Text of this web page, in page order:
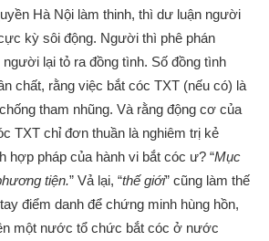
Hà Nội làm thinh, thì dư luận người
kỳ sôi động. Người thì phê phán
lại tỏ ra đồng tình. Số đồng tình
chất, rằng việc bắt cóc TXT (nếu có) là
tham nhũng. Và rằng động cơ của
TXT chỉ đơn thuần là nghiêm trị kẻ
hợp pháp của hành vi bắt cóc ư? “Mục
tiện.” Vả lại, “thế giới” cũng làm thế
điểm danh để chứng minh hùng hồn,
một nước tổ chức bắt cóc ở nước